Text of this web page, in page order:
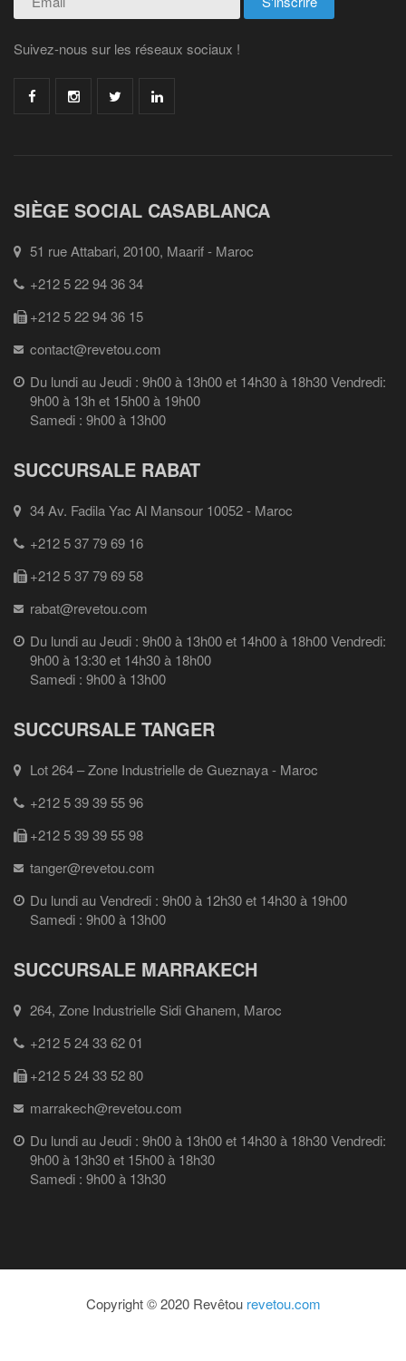
Suivez-nous sur les réseaux sociaux !
SIÈGE SOCIAL CASABLANCA
51 rue Attabari, 20100, Maarif - Maroc
+212 5 22 94 36 34
+212 5 22 94 36 15
contact@revetou.com
Du lundi au Jeudi : 9h00 à 13h00 et 14h30 à 18h30 Vendredi:
9h00 à 13h et 15h00 à 19h00
Samedi : 9h00 à 13h00
SUCCURSALE RABAT
34 Av. Fadila Yac Al Mansour 10052 - Maroc
+212 5 37 79 69 16
+212 5 37 79 69 58
rabat@revetou.com
Du lundi au Jeudi : 9h00 à 13h00 et 14h00 à 18h00 Vendredi:
9h00 à 13:30 et 14h30 à 18h00
Samedi : 9h00 à 13h00
SUCCURSALE TANGER
Lot 264 – Zone Industrielle de Gueznaya - Maroc
+212 5 39 39 55 96
+212 5 39 39 55 98
tanger@revetou.com
Du lundi au Vendredi : 9h00 à 12h30 et 14h30 à 19h00
Samedi : 9h00 à 13h00
SUCCURSALE MARRAKECH
264, Zone Industrielle Sidi Ghanem, Maroc
+212 5 24 33 62 01
+212 5 24 33 52 80
marrakech@revetou.com
Du lundi au Jeudi : 9h00 à 13h00 et 14h30 à 18h30 Vendredi:
9h00 à 13h30 et 15h00 à 18h30
Samedi : 9h00 à 13h30
Copyright © 2020 Revêtou revetou.com